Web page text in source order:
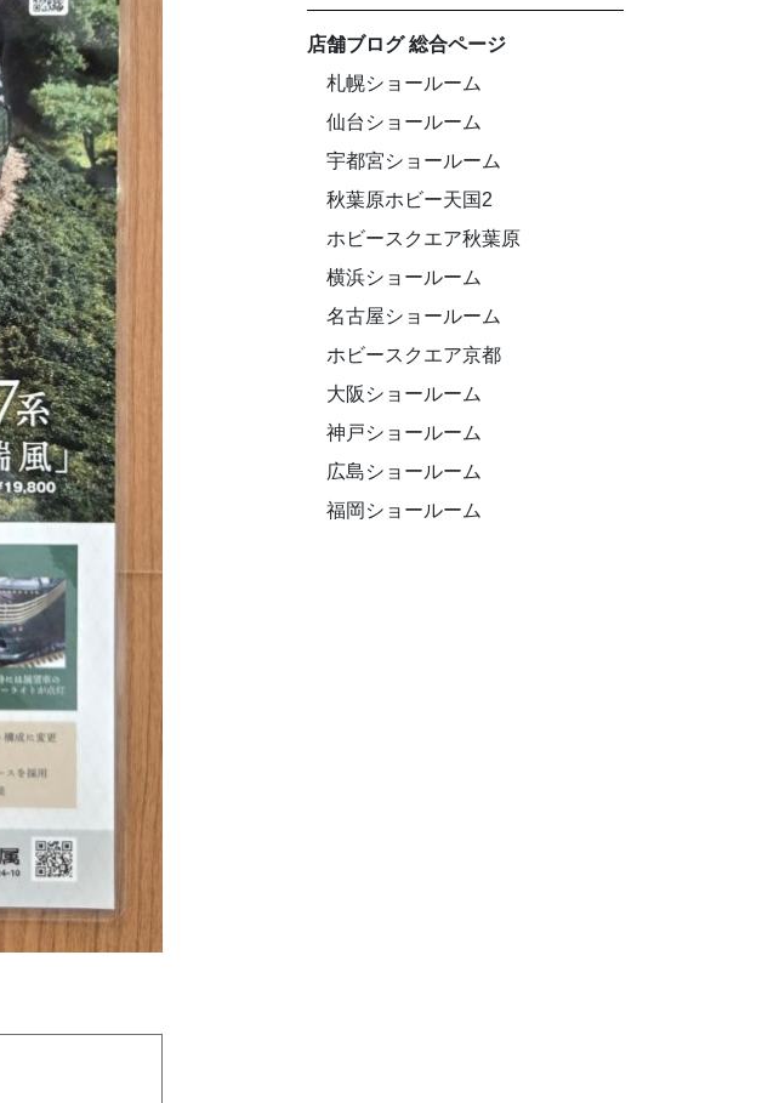
店舗ブログ 総合ページ
札幌ショールーム
仙台ショールーム
宇都宮ショールーム
秋葉原ホビー天国2
ホビースクエア秋葉原
横浜ショールーム
名古屋ショールーム
ホビースクエア京都
大阪ショールーム
神戸ショールーム
広島ショールーム
福岡ショールーム